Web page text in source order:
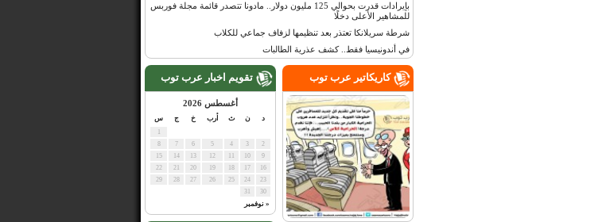
بإيرادات قدرت بحوالي 125 مليون دولار.. مادونا تتصدر قائمة مجلة فوربس
للمشاهير الأعلى دخلًا
شرطة سريلانكا تعتذر بعد تنظيمها لزفاف جماعي للكلاب
في أندونيسيا فقط.. كشف عذرية الطالبات
تقويم اخبار عرب توب
أغسطس 2026
د ن ث أرب خ ج س
« نوفمبر
2
3
4
5
6
7
8
9
10
12
13
14
15
16
17
18
19
20
21
22
23
24
25
26
27
28
29
30
31
كاريكاتير عرب توب